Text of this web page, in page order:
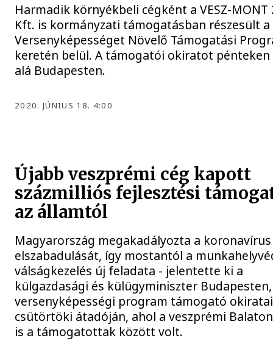
Harmadik környékbeli cégként a VESZ-MONT
Kft. is kormányzati támogatásban részesült a
Versenyképességet Növelő Támogatási
keretén belül. A támogatói okiratot
alá Budapesten.
2020. JÚNIUS 18. 4:00
Újabb veszprémi cég kapott
százmilliós fejlesztési
az államtól
Magyarország megakadályozta a koronavírus
elszabadulását, így mostantól a
válságkezelés új feladata - jelentette ki a
külgazdasági és külügyminiszter
versenyképességi program támogató
csütörtöki átadóján, ahol a veszprémi
is a támogatottak között volt.